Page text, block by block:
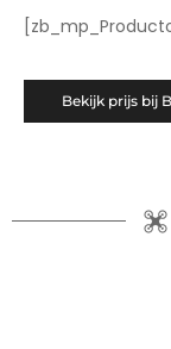
Bekijk prijs bij